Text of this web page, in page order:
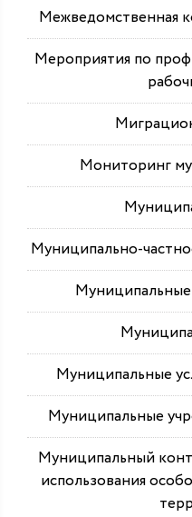
Межведомственная
Мероприятия по
Мониторинг
Муниципально-
Муниципальные
Муниципальные
Муниципальный
использования